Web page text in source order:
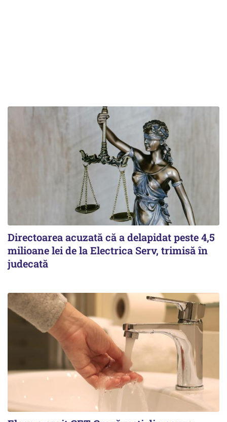
Directoarea acuzată că a delapidat peste 4,5
milioane lei de la Electrica Serv, trimisă în
judecată